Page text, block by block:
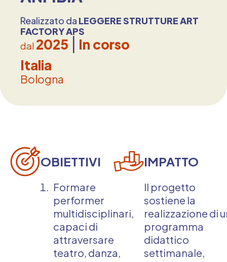
Realizzato da LEGGERE STRUTTURE ART
FACTORY APS
dal 2025
In corso
Italia
Bologna
OBIETTIVI
Formare
performer
multidisciplinari,
capaci di
attraversare
teatro, danza,
IMPATTO
Il progetto
sostiene la
realizzazione di
programma
didattico
settimanale,